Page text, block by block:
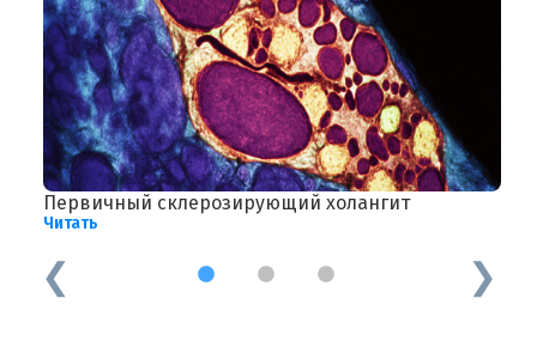
Первичный склерозирующий холангит
Читать
1 2 3